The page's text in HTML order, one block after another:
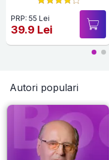
PRP: 55 Lei
39.9 Lei
Autori populari